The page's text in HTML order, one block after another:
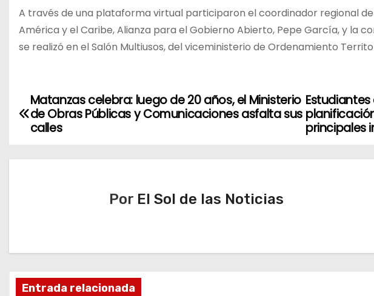
A través de una plataforma virtual participaron el coordinador regional
América y el Caribe, Alianza para el Gobierno Abierto, Pepe García, y la
se realizó en el Salón Multiusos, del viceministerio de Ordenamiento
N
v
c
i
principales
Matanzas celebra: luego de 20 años, el Ministerio
de Obras Públicas y Comunicaciones asfalta sus
calles
Por El Sol de las Noticias
Entrada relacionada